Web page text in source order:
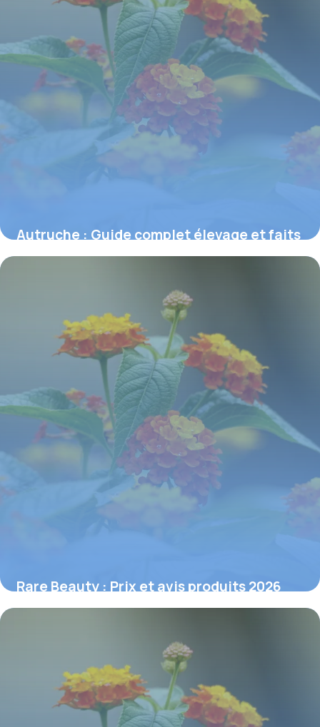
Autruche : Guide complet élevage et faits
2 juillet 2026
Rare Beauty : Prix et avis produits 2026
1 juillet 2026